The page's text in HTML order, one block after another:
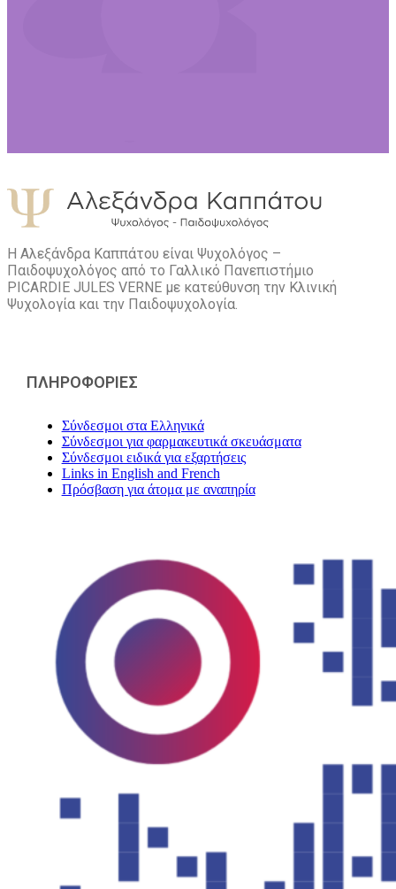
Η Αλεξάνδρα Καππάτου είναι Ψυχολόγος –
Παιδοψυχολόγος από το Γαλλικό Πανεπιστήμιο
PICARDIE JULES VERNE με κατεύθυνση την Kλινική
Ψυχολογία και την Παιδοψυχολογία.
ΠΛΗΡΟΦΟΡΙΕΣ
Σύνδεσμοι στα Ελληνικά
Σύνδεσμοι για φαρμακευτικά σκευάσματα
Σύνδεσμοι ειδικά για εξαρτήσεις
Links in English and French
Πρόσβαση για άτομα με αναπηρία